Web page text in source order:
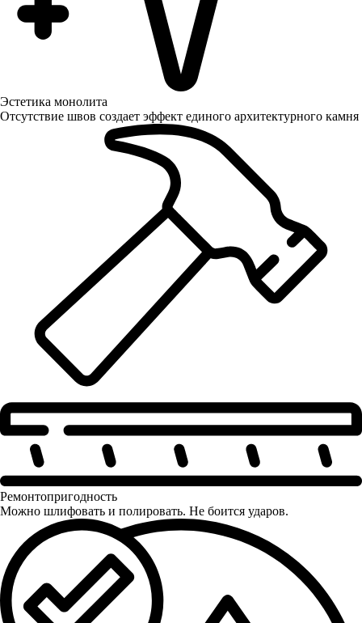
Эстетика монолита
Отсутствие швов создает эффект единого архитектурного камня
Ремонтопригодность
Можно шлифовать и полировать. Не боится ударов.